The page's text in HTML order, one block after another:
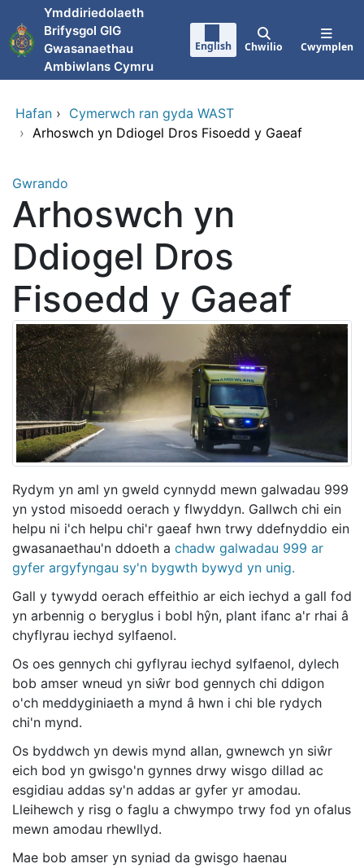
Neidio i'r prif gynnwy
Ymddiriedolaeth
Brifysgol GIG
Gwasanaethau
Ambiwlans Cymru
English Chwilio Cwymplen
Hafan › Cymerwch ran gyda WAST
› Arhoswch yn Ddiogel Dros Fisoedd y Gaeaf
Gwrando
Arhoswch yn
Ddiogel Dros
Fisoedd y Gaeaf
Rydym yn aml yn gweld cynnydd mewn galwadau 999
yn ystod misoedd oerach y flwyddyn. Gallwch chi ein
helpu ni i'ch helpu chi'r gaeaf hwn trwy ddefnyddio ein
gwasanaethau'n ddoeth a chadw galwadau 999 ar
gyfer argyfyngau sy'n bygwth bywyd yn unig.
Gall y tywydd oerach effeithio ar eich iechyd a gall fod
yn arbennig o beryglus i bobl hŷn, plant ifanc a'r rhai â
chyflyrau iechyd sylfaenol.
Os oes gennych chi gyflyrau iechyd sylfaenol, dylech
bob amser wneud yn siŵr bod gennych chi ddigon
o'ch meddyginiaeth a mynd â hwn i chi ble rydych
chi'n mynd.
Os byddwch yn dewis mynd allan, gwnewch yn siŵr
eich bod yn gwisgo'n gynnes drwy wisgo dillad ac
esgidiau addas sy'n addas ar gyfer yr amodau.
Lleihewch y risg o faglu a chwympo trwy fod yn ofalus
mewn amodau rhewllyd.
Mae bob amser yn syniad da gwisgo haenau